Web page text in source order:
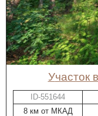
ID-551644
8 км от МКАД